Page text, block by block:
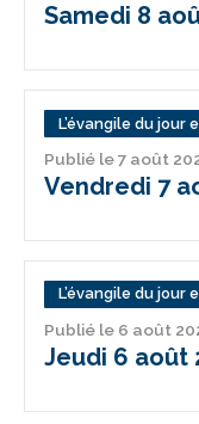
Samedi 8
L’évangile du jour
Publié le 7 août
Vendredi 7
L’évangile du jour
Publié le 6 août
Jeudi 6 août